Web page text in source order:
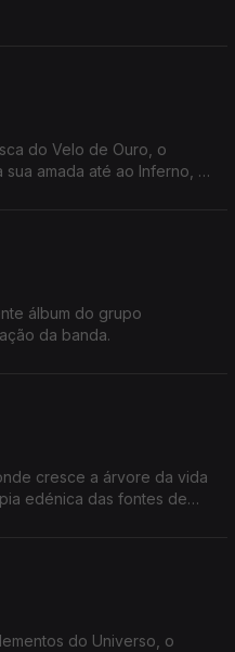
do Velo de Ouro, o
amada até ao Inferno, o
álbum do grupo
da banda.
cresce a árvore da vida
edénica das fontes de
do Universo, o